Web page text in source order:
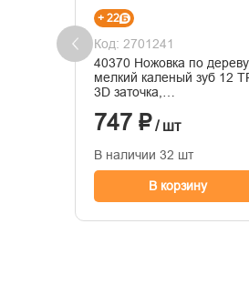
+ 22
Код: 2701241
40370 Ножовка по
мелкий каленый зуб 12
3D заточка,
ручка, 350 мм
747 ₽ / шт
В наличии 32 шт
В корзину